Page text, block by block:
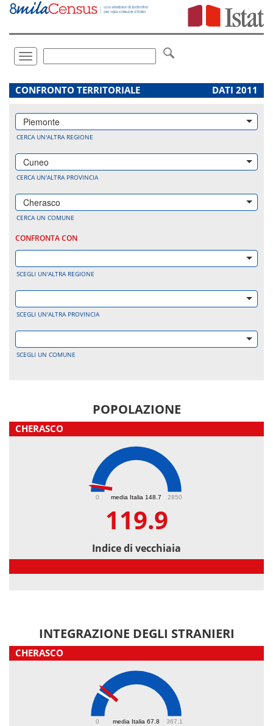
Vai
direttamente
Toggle
navigation
.
CONFRONTO TERRITORIALE DATI 2011
Piemonte
CERCA UN'ALTRA REGIONE
Cuneo
CERCA UN'ALTRA PROVINCIA
Cherasco
CERCA UN COMUNE
CONFRONTA CON
SCEGLI UN'ALTRA REGIONE
SCEGLI UN'ALTRA PROVINCIA
SCEGLI UN COMUNE
POPOLAZIONE
CHERASCO
media Italia 148.7
0 2850
119.9
Indice di vecchiaia
INTEGRAZIONE DEGLI STRANIERI
CHERASCO
media Italia 67.8
0 367.1